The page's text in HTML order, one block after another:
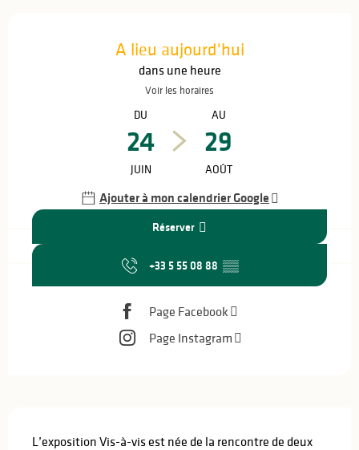
A lieu aujourd'hui
dans une heure
Voir les horaires
DU
24
JUIN
AU
29
AOÛT
Ajouter à mon calendrier Google
Réserver
+33 5 55 08 88 ▒▒
Page Facebook
Page Instagram
L’exposition Vis-à-vis est née de la rencontre de deux